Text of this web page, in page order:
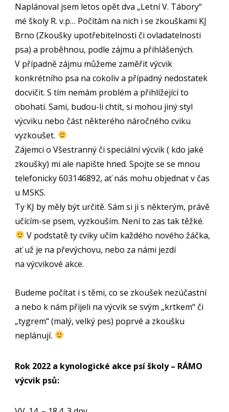
Naplánoval jsem letos opět dva „Letní V. Tábory“
mé školy R. v.p… Počítám na nich i se zkouškami KJ
Brno (Zkoušky upotřebitelnosti či ovladatelnosti
psa) a proběhnou, podle zájmu a přihlášených.
V případně zájmu můžeme zaměřit výcvik
konkrétního psa na cokoliv a případný nedostatek
docvičit. S tím nemám problém a přihlížející to
obohatí. Sami, budou-li chtít, si mohou jiný styl
výcviku nebo část některého náročného cviku
vyzkoušet.
Zájemci o Všestranný či speciální výcvik ( kdo jaké
zkoušky) mi ale napište hned. Spojte se se mnou
telefonicky 603146892, ať nás mohu objednat v čas
u MSKS.
Ty KJ by měly být určitě. Sám si ji s některým, právě
učícím-se psem, vyzkouším. Není to zas tak těžké.
V podstatě ty cviky učím každého nového žáčka,
ať už je na převýchovu, nebo za námi jezdí
na výcvikové akce.
Budeme počítat i s těmi, co se zkoušek nezúčastní
a nebo k nám přijeli na výcvik se svým „krtkem“ či
„tygrem“ (malý, velký pes) poprvé a zkoušku
neplánují.
Rok 2022 a kynologické akce psí školy – RÁMO
výcvik psů: